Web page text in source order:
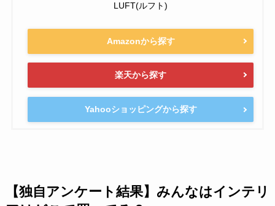
LUFT(ルフト)
Amazonから探す
楽天から探す
Yahooショッピングから探す
【独自アンケート結果】みんなはインテリ